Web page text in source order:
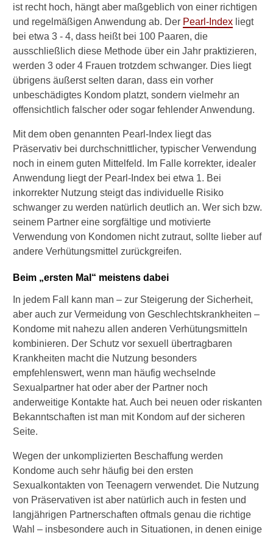
ist recht hoch, hängt aber maßgeblich von einer richtigen
und regelmäßigen Anwendung ab. Der Pearl-Index liegt
bei etwa 3 - 4, dass heißt bei 100 Paaren, die
ausschließlich diese Methode über ein Jahr praktizieren,
werden 3 oder 4 Frauen trotzdem schwanger. Dies liegt
übrigens äußerst selten daran, dass ein vorher
unbeschädigtes Kondom platzt, sondern vielmehr an
offensichtlich falscher oder sogar fehlender Anwendung.
Mit dem oben genannten Pearl-Index liegt das
Präservativ bei durchschnittlicher, typischer Verwendung
noch in einem guten Mittelfeld. Im Falle korrekter, idealer
Anwendung liegt der Pearl-Index bei etwa 1. Bei
inkorrekter Nutzung steigt das individuelle Risiko
schwanger zu werden natürlich deutlich an. Wer sich bzw.
seinem Partner eine sorgfältige und motivierte
Verwendung von Kondomen nicht zutraut, sollte lieber auf
andere Verhütungsmittel zurückgreifen.
Beim „ersten Mal“ meistens dabei
In jedem Fall kann man – zur Steigerung der Sicherheit,
aber auch zur Vermeidung von Geschlechtskrankheiten –
Kondome mit nahezu allen anderen Verhütungsmitteln
kombinieren. Der Schutz vor sexuell übertragbaren
Krankheiten macht die Nutzung besonders
empfehlenswert, wenn man häufig wechselnde
Sexualpartner hat oder aber der Partner noch
anderweitige Kontakte hat. Auch bei neuen oder riskanten
Bekanntschaften ist man mit Kondom auf der sicheren
Seite.
Wegen der unkomplizierten Beschaffung werden
Kondome auch sehr häufig bei den ersten
Sexualkontakten von Teenagern verwendet. Die Nutzung
von Präservativen ist aber natürlich auch in festen und
langjährigen Partnerschaften oftmals genau die richtige
Wahl – insbesondere auch in Situationen, in denen einige
f
ü
d
i
e
F
r
u
F
e
m
i
d
m
)
?
►
Krankheiten
►
Symptome
►
Diagnostik
Laborwerte
Therapieverfahren